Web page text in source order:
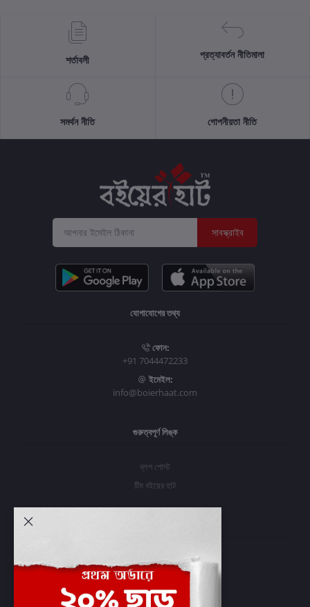
শর্তাবলী প্রত্যাবর্তন নীতিমালা
সমর্থন নীতি গোপনীয়তা নীতি
সাবস্ক্রাইব
যোগাযোগের তথ্য
ফোন:
+91 7044472233
ইমেইল:
info@boierhaat.com
গুরুত্বপূর্ণ লিঙ্ক
ব্লগ পোস্ট
টিম বইয়ের হাট
প্রবেশ করুন
অর্ডার ইতিহাস
আমার ইচ্ছাগুলি